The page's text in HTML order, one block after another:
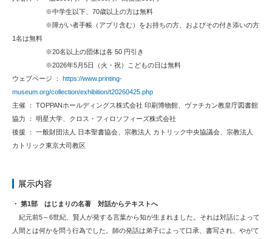
※中学生以下、70歳以上の方は無料
※障がい者手帳（アプリ含む）をお持ちの方、およびその付き添いの方
1名は無料
※20名以上の団体は各 50 円引き
※2026年5月5日（火・祝）こどもの日は無料
ウェブページ ： https://www.printing-
museum.org/collection/exhibition/t20260425.php
主催 ： TOPPANホールディングス株式会社 印刷博物館、ヴァチカン教皇庁図書館
協力 ： 明星大学、クロス・フィロソフィーズ株式会社
後援 ： 一般財団法人 日本聖書協会、宗教法人 カトリック中央協議会、宗教法人
カトリック東京大司教区
展示内容
・ 第1部 はじまりの名著 対話からテキストへ
紀元前5～6世紀、賢人が発する言葉から知が生まれました。それは対話によって
人間とは何かを問う行為でした。師の発話は弟子によって口承、書写され、やがて